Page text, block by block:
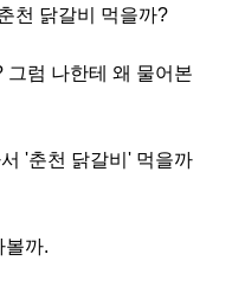
천 닭갈비 먹을까?
그럼 나한테 왜 물어본
'춘천 닭갈비' 먹을까
볼까.